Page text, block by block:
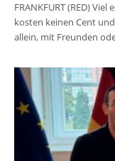
FRANKFURT (RED)
kosten keinen Cent
allein, mit Freunden